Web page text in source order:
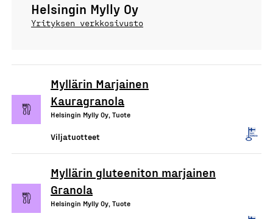
Helsingin Mylly Oy
Yrityksen verkkosivusto
Myllärin Marjainen
Kauragranola
Helsingin Mylly Oy, Tuote
Viljatuotteet
Myllärin gluteeniton marjainen
Granola
Helsingin Mylly Oy, Tuote